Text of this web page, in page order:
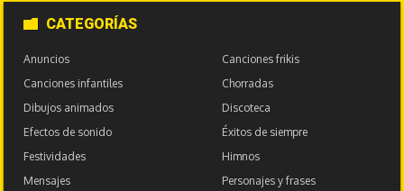
CATEGORÍAS
Anuncios
Canciones frikis
Canciones infantiles
Chorradas
Dibujos animados
Discoteca
Efectos de sonido
Éxitos de siempre
Festividades
Himnos
Mensajes
Personajes y frases